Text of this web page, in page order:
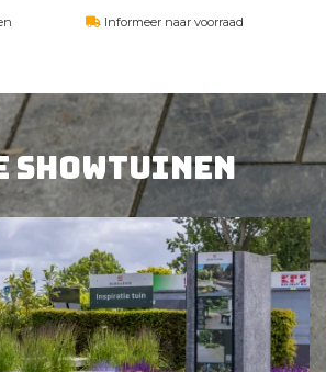
Informeer naar voorraad
BEKIJK PRODUCT
showtuinen